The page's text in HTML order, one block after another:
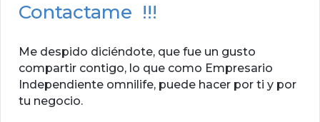
Contactame !!!
Me despido diciéndote, que fue un gusto
compartir contigo, lo que como Empresario
Independiente omnilife, puede hacer por ti y por
tu negocio.